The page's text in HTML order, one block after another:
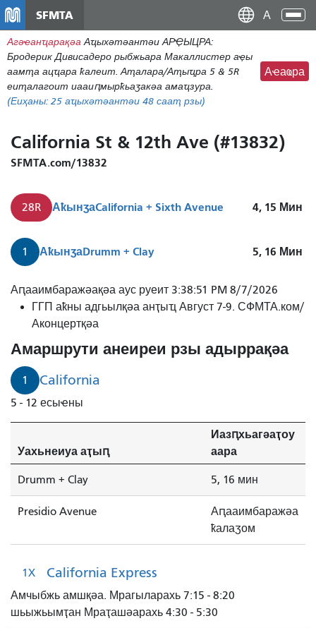
контену
принципал
SFMTA
Агәҽанҵарақәа Аҵыхәтәантәи АРҾЫЦРА:
Бродерик Дивисадеро рыбжьара Макаллистер аҿы
аамҭа ацҵара ҟалеит. Аҭалара/Аҭыҵра 5 & 5R
еиҭалагоит иааиԥмырҟьаӡакәа амаҵзура.
(Еиҳаны: 25 аҵыхәтәантәи 48 сааҭ рзы)
Аҽаҩра
California St & 12th Ave (#13832)
SFMTA.com/13832
28R АҟынӡаCalifornia + Sixth Avenue 4, 15 Мин
1 АҟынӡаDrumm + Clay 5, 16 Мин
28R
19th
Avenue
4
минуҭ
рышьҭахь
инаӡоит.
Аԥааимбаражәақәа аус руеит 3:38:51 PM 8/7/2026
ГГП аҟны адгьылқәа анҭыҵ Август 7-9. СФМТА.ком/
Аконцертқәа
Амаршрути анеиреи рзы адыррақәа
1 California
5 - 12 есыҽны
Уахьнеиуа аҭыԥ
Иазԥхьагәаҭоу
аара
Drumm + Clay 5, 16 мин
Presidio Avenue
Аԥааимбаражәа
ҟалаӡом
1X California Express
Амчыбжь амшқәа. Мрагыларахь 7:15 - 8:20
шьыжьымҭан Мраҭашәарахь 4:30 - 5:30